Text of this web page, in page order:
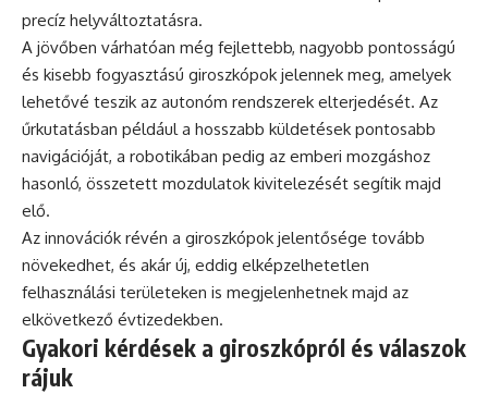
precíz helyváltoztatásra.
A jövőben várhatóan még fejlettebb, nagyobb pontosságú
és kisebb fogyasztású giroszkópok jelennek meg, amelyek
lehetővé teszik az autonóm rendszerek elterjedését. Az
űrkutatásban például a hosszabb küldetések pontosabb
navigációját, a robotikában pedig az emberi mozgáshoz
hasonló, összetett mozdulatok kivitelezését segítik majd
elő.
Az innovációk révén a giroszkópok jelentősége tovább
növekedhet, és akár új, eddig elképzelhetetlen
felhasználási területeken is megjelenhetnek majd az
elkövetkező évtizedekben.
Gyakori kérdések a giroszkópról és válaszok
rájuk